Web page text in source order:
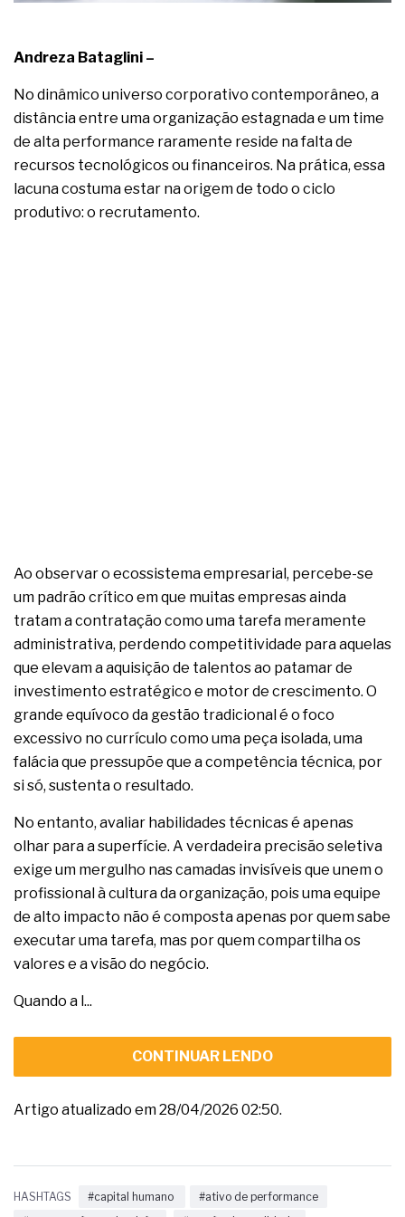
Andreza Bataglini –
No dinâmico universo corporativo contemporâneo, a
distância entre uma organização estagnada e um time
de alta performance raramente reside na falta de
recursos tecnológicos ou financeiros. Na prática, essa
lacuna costuma estar na origem de todo o ciclo
produtivo: o recrutamento.
Ao observar o ecossistema empresarial, percebe-se
um padrão crítico em que muitas empresas ainda
tratam a contratação como uma tarefa meramente
administrativa, perdendo competitividade para aquelas
que elevam a aquisição de talentos ao patamar de
investimento estratégico e motor de crescimento. O
grande equívoco da gestão tradicional é o foco
excessivo no currículo como uma peça isolada, uma
falácia que pressupõe que a competência técnica, por
si só, sustenta o resultado.
No entanto, avaliar habilidades técnicas é apenas
olhar para a superfície. A verdadeira precisão seletiva
exige um mergulho nas camadas invisíveis que unem o
profissional à cultura da organização, pois uma equipe
de alto impacto não é composta apenas por quem sabe
executar uma tarefa, mas por quem compartilha os
valores e a visão do negócio.
Quando a l...
CONTINUAR LENDO
Artigo atualizado em 28/04/2026 02:50.
HASHTAGS #capital humano
#ativo de performance